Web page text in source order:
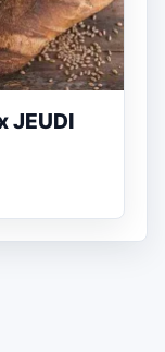
JEUDI